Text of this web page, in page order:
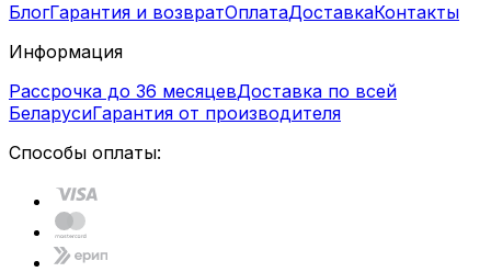
БлогГарантия и возвратОплатаДоставкаКонтакты
Информация
Рассрочка до 36 месяцевДоставка по всей
БеларусиГарантия от производителя
Способы оплаты: